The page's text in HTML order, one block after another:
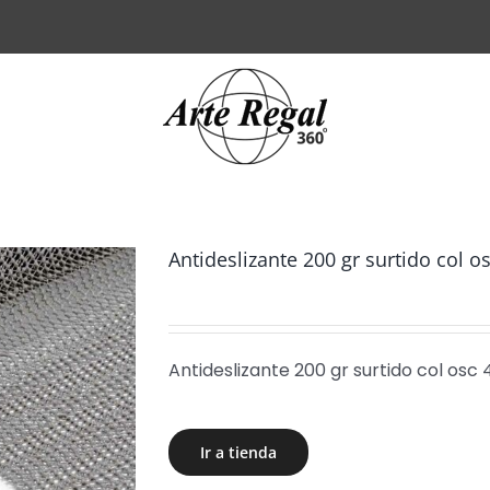
Antideslizante 200 gr surtido col
Antideslizante 200 gr surtido col osc
Ir a tienda